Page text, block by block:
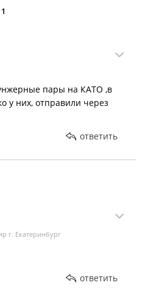
1
пары на КАТО ,в
у них, отправили через
ответить
г. Екатеринбург
ответить